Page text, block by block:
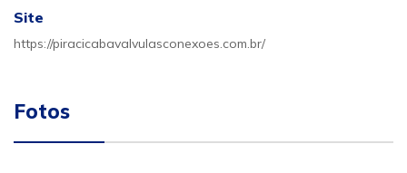
Site
https://piracicabavalvulasconexoes.com.br/
Fotos